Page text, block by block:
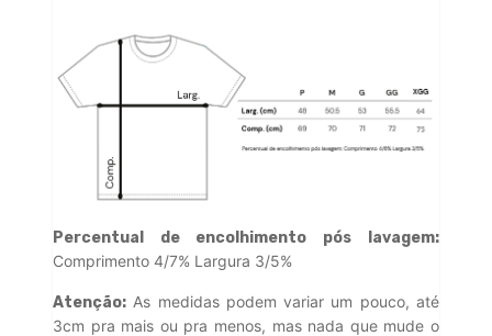
Percentual de encolhimento pós lavagem:
Comprimento 4/7% Largura 3/5%
Atenção: As medidas podem variar um pouco, até
3cm pra mais ou pra menos, mas nada que mude o